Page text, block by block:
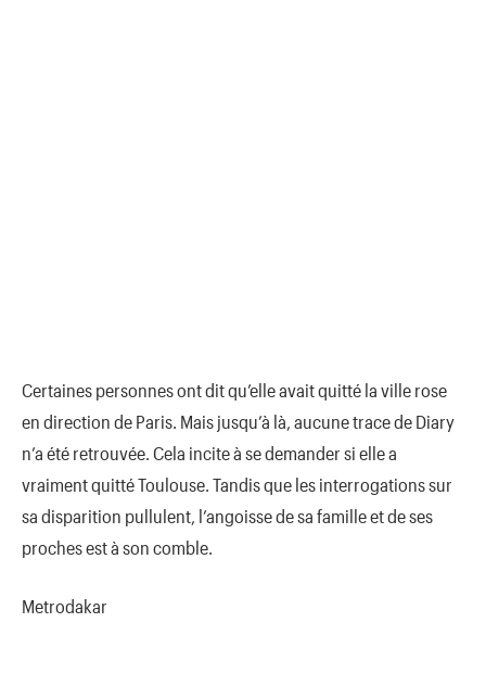
Certaines personnes ont dit qu’elle avait quitté la ville rose
en direction de Paris. Mais jusqu’à là, aucune trace de Diary
n’a été retrouvée. Cela incite à se demander si elle a
vraiment quitté Toulouse. Tandis que les interrogations sur
sa disparition pullulent, l’angoisse de sa famille et de ses
proches est à son comble.
Metrodakar